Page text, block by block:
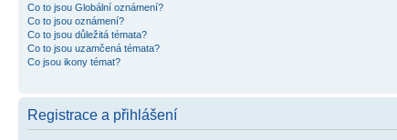
Co to jsou Globální oznámení?
Co to jsou oznámení?
Co to jsou důležitá témata?
Co to jsou uzamčená témata?
Co jsou ikony témat?
Registrace a přihlášení